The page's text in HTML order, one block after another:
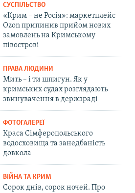
СУСПІЛЬСТВО
«Крим – не Росія»: маркетплейс
Ozon припинив прийом нових
замовлень на Кримському
півострові
ПРАВА ЛЮДИНИ
Мить – і ти шпигун. Як у
кримських судах розглядають
звинувачення в держзраді
ФОТОГАЛЕРЕЇ
Краса Сімферопольського
водосховища та занедбаність
довкола
ВІЙНА ТА КРИМ
Сорок днів, сорок ночей. Про